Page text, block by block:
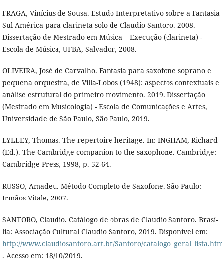
FRAGA, Viní­cius de Sousa. Estudo Interpretativo sobre a Fantasia
Sul América para clarineta solo de Claudio Santoro. 2008.
Dissertação de Mestrado em Música – Execução (clarineta) -
Escola de Música, UFBA, Salvador, 2008.
OLIVEIRA, José de Carvalho. Fantasia para saxofone soprano e
pequena orquestra, de Villa-Lobos (1948): aspectos contextuais e
análise estrutural do primeiro movimento. 2019. Dissertação
(Mestrado em Musicologia) - Escola de Comunicações e Artes,
Universidade de São Paulo, São Paulo, 2019.
LYLLEY, Thomas. The repertoire heritage. In: INGHAM, Richard
(Ed.). The Cambridge companion to the saxophone. Cambridge:
Cambridge Press, 1998, p. 52-64.
RUSSO, Amadeu. Método Completo de Saxofone. São Paulo:
Irmãos Vitale, 2007.
SANTORO, Claudio. Catálogo de obras de Claudio Santoro. Brasí­
lia: Associação Cultural Claudio Santoro, 2019. Disponí­vel em:
http://www.claudiosantoro.art.br/Santoro/
. Acesso em: 18/10/2019.